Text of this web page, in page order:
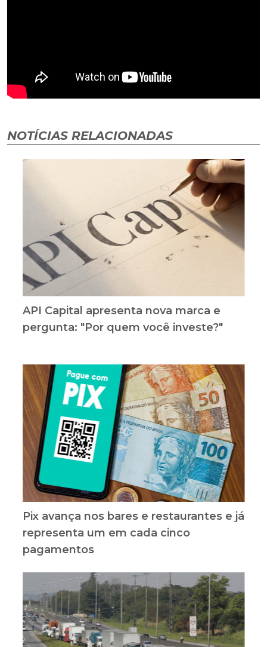
NOTÍCIAS RELACIONADAS
API Capital apresenta nova marca e
pergunta: "Por quem você investe?"
Pix avança nos bares e restaurantes e já
representa um em cada cinco
pagamentos